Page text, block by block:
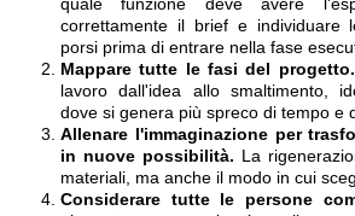
correttamente il brief e individuare
porsi prima di entrare nella fase
Mappare tutte le fasi del progetto.
lavoro dall'idea allo smaltimento,
dove si genera più spreco di tempo e
Allenare l'immaginazione per
in nuove possibilità. La
materiali, ma anche il modo in cui
Considerare tutte le persone